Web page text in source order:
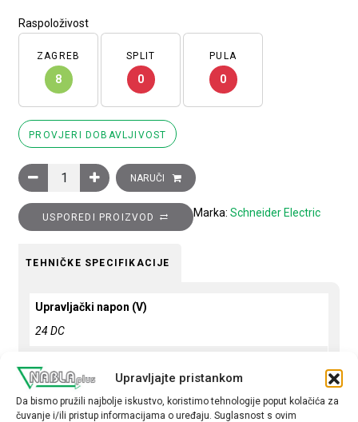
Upravljajte pristankom
Da bismo pružili najbolje iskustvo, koristimo tehnologije poput kolačića za
čuvanje i/ili pristup informacijama o uređaju. Suglasnost s ovim
Raspoloživost
ZAGREB
8
SPLIT
0
PULA
0
PROVJERI DOBAVLJIVOST
Sklopnik motorski 3P (3NO) TeSys D, 9A (AC-3), 1R+1M
NARUČI
USPOREDI PROIZVOD Marka: Schneider Electric
TEHNIČKE SPECIFIKACIJE
Upravljački napon (V)
24 DC
4
Nazivna struja (A)